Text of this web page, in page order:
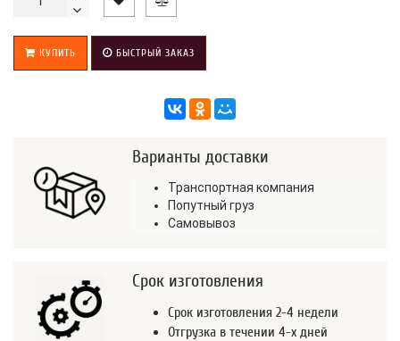
КУПИТЬ БЫСТРЫЙ ЗАКАЗ
Варианты доставки
Транспортная компания
Попутный груз
Самовывоз
Срок изготовления
Срок изготовления 2-4 недели
Отгрузка в течении 4-х дней